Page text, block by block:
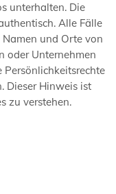
unterhalten. Die
Alle Fälle
und Orte von
oder Unternehmen
Dieser Hinweis ist
zu verstehen.